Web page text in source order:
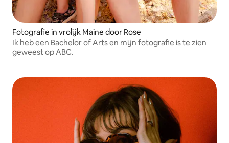
Fotografie in vrolijk Maine door Rose
Ik heb een Bachelor of Arts en mijn fotografie is te zien
geweest op ABC.